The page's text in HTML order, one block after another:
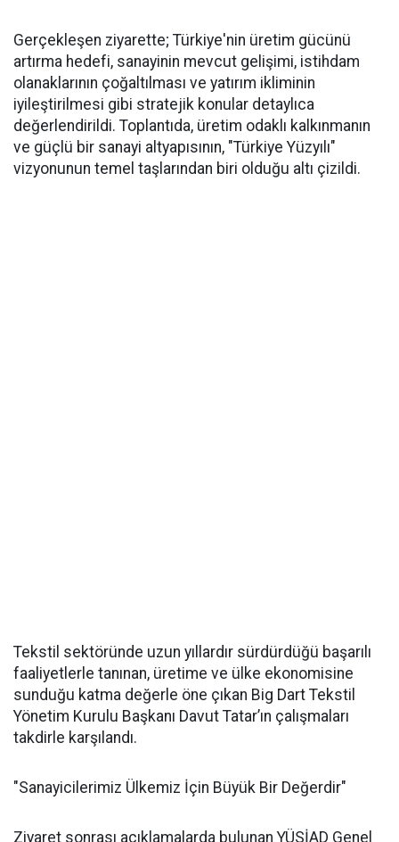
Gerçekleşen ziyarette; Türkiye'nin üretim gücünü
artırma hedefi, sanayinin mevcut gelişimi, istihdam
olanaklarının çoğaltılması ve yatırım ikliminin
iyileştirilmesi gibi stratejik konular detaylıca
değerlendirildi. Toplantıda, üretim odaklı kalkınmanın
ve güçlü bir sanayi altyapısının, "Türkiye Yüzyılı"
vizyonunun temel taşlarından biri olduğu altı çizildi.
Tekstil sektöründe uzun yıllardır sürdürdüğü başarılı
faaliyetlerle tanınan, üretime ve ülke ekonomisine
sunduğu katma değerle öne çıkan Big Dart Tekstil
Yönetim Kurulu Başkanı Davut Tatar’ın çalışmaları
takdirle karşılandı.
"Sanayicilerimiz Ülkemiz İçin Büyük Bir Değerdir"
Ziyaret sonrası açıklamalarda bulunan YÜSİAD Genel